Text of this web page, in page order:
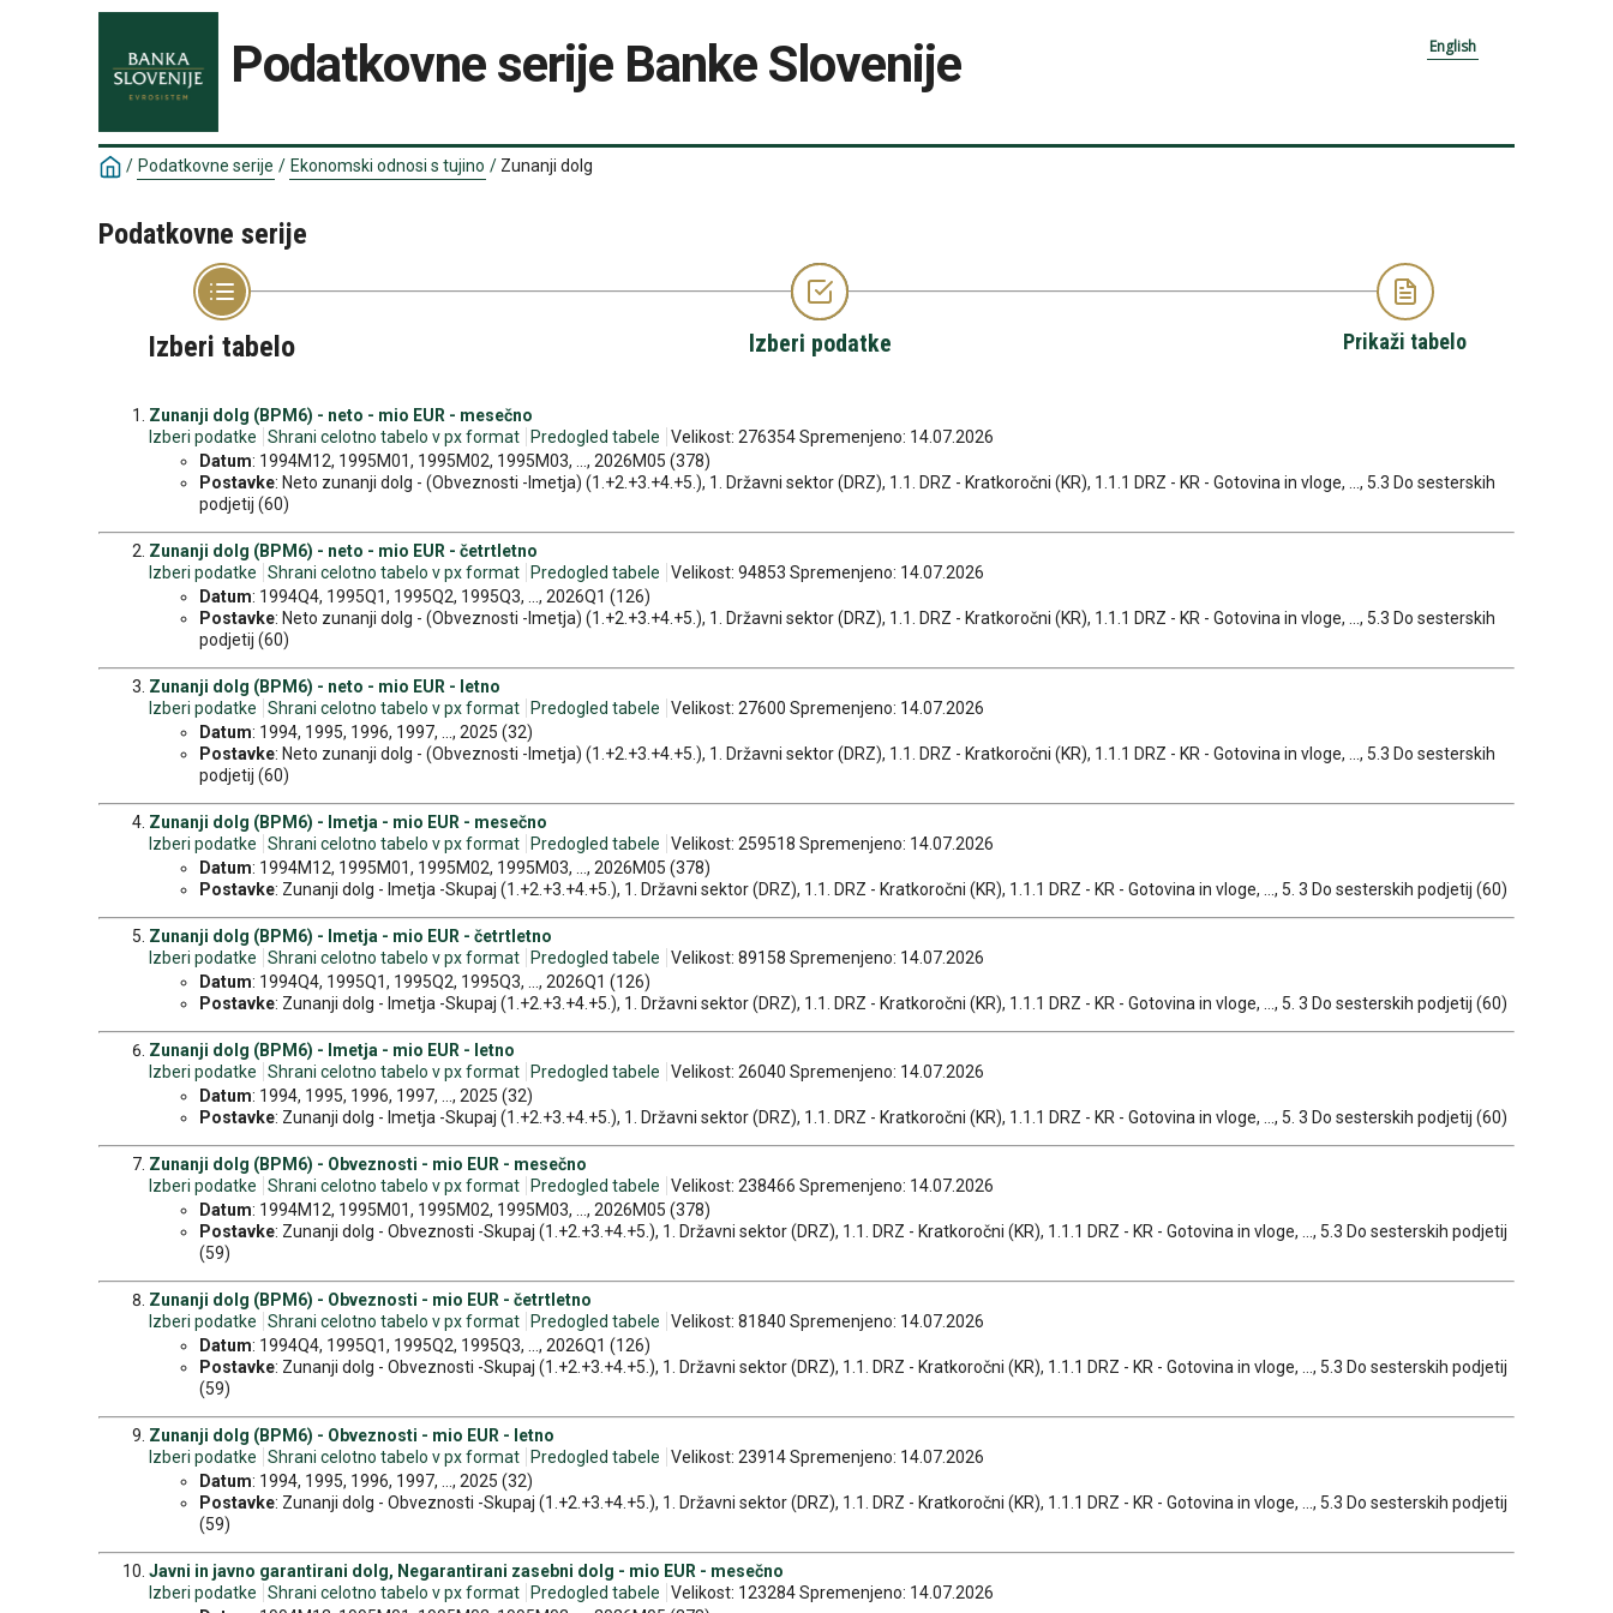
Podatkovne serije Banke Slovenije English
/ Podatkovne serije / Ekonomski odnosi s tujino / Zunanji dolg
Podatkovne serije
Izberi tabelo Izberi podatke Prikaži tabelo
Zunanji dolg (BPM6) - neto - mio EUR - mesečno
Izberi podatke
Shrani celotno tabelo v px format Predogled tabele
Velikost: 276354 Spremenjeno: 14.07.2026
Datum: 1994M12, 1995M01, 1995M02, 1995M03, ..., 2026M05 (378)
Postavke: Neto zunanji dolg - (Obveznosti -Imetja) (1.+2.+3.+4.+5.), 1. Državni sektor (DRZ), 1.1. DRZ - Kratkoročni (KR), 1.1.1 DRZ - KR - Gotovina in vloge, ..., 5.3 Do sesterskih
podjetij (60)
Zunanji dolg (BPM6) - neto - mio EUR - četrtletno
Izberi podatke
Shrani celotno tabelo v px format Predogled tabele
Velikost: 94853 Spremenjeno: 14.07.2026
Datum: 1994Q4, 1995Q1, 1995Q2, 1995Q3, ..., 2026Q1 (126)
Postavke: Neto zunanji dolg - (Obveznosti -Imetja) (1.+2.+3.+4.+5.), 1. Državni sektor (DRZ), 1.1. DRZ - Kratkoročni (KR), 1.1.1 DRZ - KR - Gotovina in vloge, ..., 5.3 Do sesterskih
podjetij (60)
Zunanji dolg (BPM6) - neto - mio EUR - letno
Izberi podatke
Shrani celotno tabelo v px format Predogled tabele
Velikost: 27600 Spremenjeno: 14.07.2026
Datum: 1994, 1995, 1996, 1997, ..., 2025 (32)
Postavke: Neto zunanji dolg - (Obveznosti -Imetja) (1.+2.+3.+4.+5.), 1. Državni sektor (DRZ), 1.1. DRZ - Kratkoročni (KR), 1.1.1 DRZ - KR - Gotovina in vloge, ..., 5.3 Do sesterskih
podjetij (60)
Zunanji dolg (BPM6) - Imetja - mio EUR - mesečno
Izberi podatke
Shrani celotno tabelo v px format Predogled tabele
Velikost: 259518 Spremenjeno: 14.07.2026
Datum: 1994M12, 1995M01, 1995M02, 1995M03, ..., 2026M05 (378)
Postavke: Zunanji dolg - Imetja -Skupaj (1.+2.+3.+4.+5.), 1. Državni sektor (DRZ), 1.1. DRZ - Kratkoročni (KR), 1.1.1 DRZ - KR - Gotovina in vloge, ..., 5. 3 Do sesterskih podjetij (60)
Zunanji dolg (BPM6) - Imetja - mio EUR - četrtletno
Izberi podatke
Shrani celotno tabelo v px format Predogled tabele
Velikost: 89158 Spremenjeno: 14.07.2026
Datum: 1994Q4, 1995Q1, 1995Q2, 1995Q3, ..., 2026Q1 (126)
Postavke: Zunanji dolg - Imetja -Skupaj (1.+2.+3.+4.+5.), 1. Državni sektor (DRZ), 1.1. DRZ - Kratkoročni (KR), 1.1.1 DRZ - KR - Gotovina in vloge, ..., 5. 3 Do sesterskih podjetij (60)
Zunanji dolg (BPM6) - Imetja - mio EUR - letno
Izberi podatke
Shrani celotno tabelo v px format Predogled tabele
Velikost: 26040 Spremenjeno: 14.07.2026
Datum: 1994, 1995, 1996, 1997, ..., 2025 (32)
Postavke: Zunanji dolg - Imetja -Skupaj (1.+2.+3.+4.+5.), 1. Državni sektor (DRZ), 1.1. DRZ - Kratkoročni (KR), 1.1.1 DRZ - KR - Gotovina in vloge, ..., 5. 3 Do sesterskih podjetij (60)
Zunanji dolg (BPM6) - Obveznosti - mio EUR - mesečno
Izberi podatke
Shrani celotno tabelo v px format Predogled tabele
Velikost: 238466 Spremenjeno: 14.07.2026
Datum: 1994M12, 1995M01, 1995M02, 1995M03, ..., 2026M05 (378)
Postavke: Zunanji dolg - Obveznosti -Skupaj (1.+2.+3.+4.+5.), 1. Državni sektor (DRZ), 1.1. DRZ - Kratkoročni (KR), 1.1.1 DRZ - KR - Gotovina in vloge, ..., 5.3 Do sesterskih podjetij
(59)
Zunanji dolg (BPM6) - Obveznosti - mio EUR - četrtletno
Izberi podatke
Shrani celotno tabelo v px format Predogled tabele
Velikost: 81840 Spremenjeno: 14.07.2026
Datum: 1994Q4, 1995Q1, 1995Q2, 1995Q3, ..., 2026Q1 (126)
Postavke: Zunanji dolg - Obveznosti -Skupaj (1.+2.+3.+4.+5.), 1. Državni sektor (DRZ), 1.1. DRZ - Kratkoročni (KR), 1.1.1 DRZ - KR - Gotovina in vloge, ..., 5.3 Do sesterskih podjetij
(59)
Zunanji dolg (BPM6) - Obveznosti - mio EUR - letno
Izberi podatke
Shrani celotno tabelo v px format Predogled tabele
Velikost: 23914 Spremenjeno: 14.07.2026
Datum: 1994, 1995, 1996, 1997, ..., 2025 (32)
Postavke: Zunanji dolg - Obveznosti -Skupaj (1.+2.+3.+4.+5.), 1. Državni sektor (DRZ), 1.1. DRZ - Kratkoročni (KR), 1.1.1 DRZ - KR - Gotovina in vloge, ..., 5.3 Do sesterskih podjetij
(59)
Javni in javno garantirani dolg, Negarantirani zasebni dolg - mio EUR - mesečno
Izberi podatke
Shrani celotno tabelo v px format Predogled tabele
Velikost: 123284 Spremenjeno: 14.07.2026